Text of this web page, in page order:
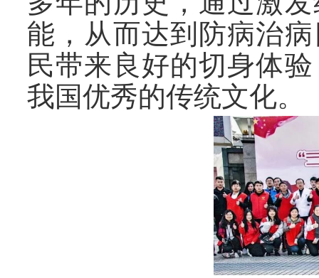
能，从而达到防病治
民带来良好的切身体
我国优秀的传统文化。